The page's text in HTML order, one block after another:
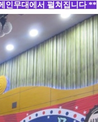
인무대에서 펼쳐집니다 **